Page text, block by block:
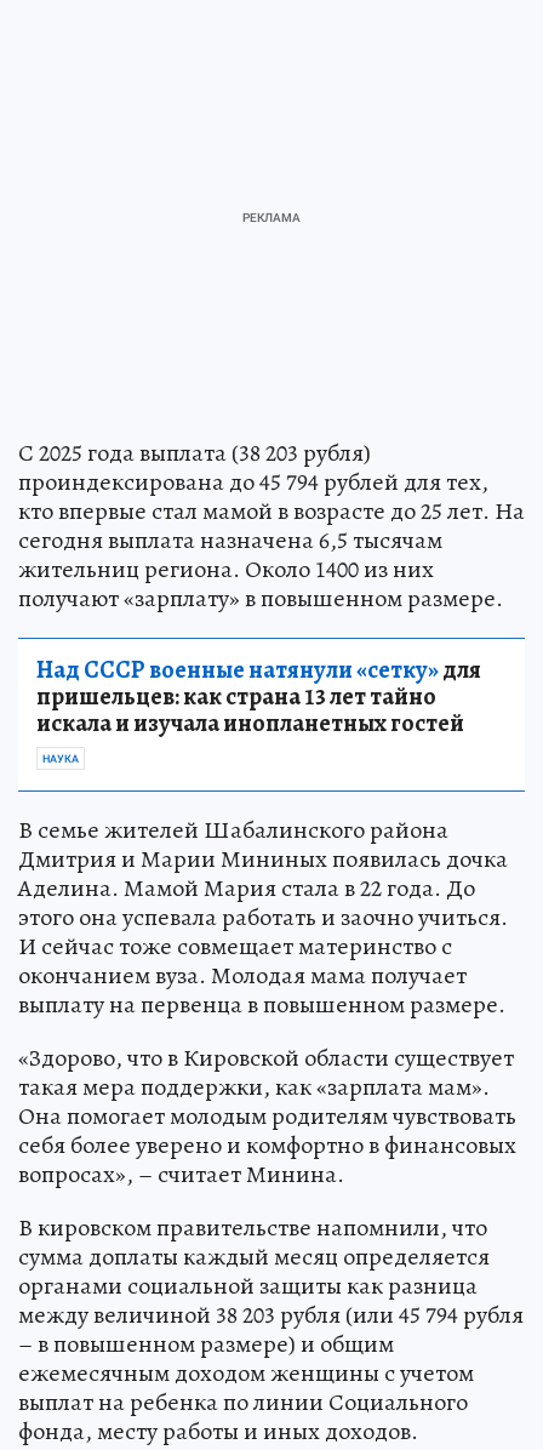
С 2025 года выплата (38 203 рубля)
проиндексирована до 45 794 рублей для тех,
кто впервые стал мамой в возрасте до 25 лет. На
сегодня выплата назначена 6,5 тысячам
жительниц региона. Около 1400 из них
получают «зарплату» в повышенном размере.
Над СССР военные натянули «сетку»для
пришельцев: как страна 13 лет тайно
искала и изучала инопланетных гостей
НАУКА
В семье жителей Шабалинского района
Дмитрия и Марии Мининых появилась дочка
Аделина. Мамой Мария стала в 22 года. До
этого она успевала работать и заочно учиться.
И сейчас тоже совмещает материнство с
окончанием вуза. Молодая мама получает
выплату на первенца в повышенном размере.
«Здорово, что в Кировской области существует
такая мера поддержки, как «зарплата мам».
Она помогает молодым родителям чувствовать
себя более уверено и комфортно в финансовых
вопросах», – считает Минина.
В кировском правительстве напомнили, что
сумма доплаты каждый месяц определяется
органами социальной защиты как разница
между величиной 38 203 рубля (или 45 794 рубля
– в повышенном размере) и общим
ежемесячным доходом женщины с учетом
выплат на ребенка по линии Социального
фонда, месту работы и иных доходов.